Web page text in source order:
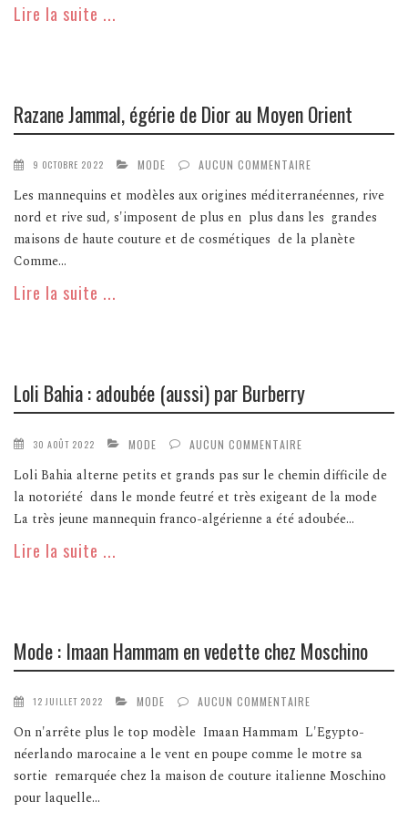
Lire la suite ...
Razane Jammal, égérie de Dior au Moyen Orient
9 OCTOBRE 2022 MODE AUCUN COMMENTAIRE
Les mannequins et modèles aux origines méditerranéennes, rive
nord et rive sud, s'imposent de plus en plus dans les grandes
maisons de haute couture et de cosmétiques de la planète
Comme...
Lire la suite ...
Loli Bahia : adoubée (aussi) par Burberry
30 AOÛT 2022 MODE AUCUN COMMENTAIRE
Loli Bahia alterne petits et grands pas sur le chemin difficile de
la notoriété dans le monde feutré et très exigeant de la mode
La très jeune mannequin franco-algérienne a été adoubée...
Lire la suite ...
Mode : Imaan Hammam en vedette chez Moschino
12 JUILLET 2022 MODE AUCUN COMMENTAIRE
On n'arrête plus le top modèle Imaan Hammam L'Egypto-
néerlando marocaine a le vent en poupe comme le motre sa
sortie remarquée chez la maison de couture italienne Moschino
pour laquelle...